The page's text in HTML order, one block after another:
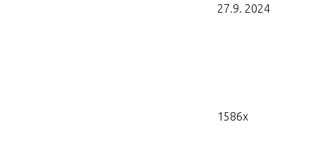
27.9. 2024
1586x